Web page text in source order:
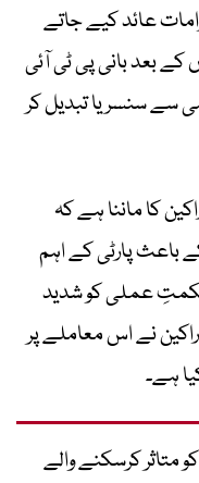
عائد کیے جاتے
کے بعد بانی پی ٹی آئی
سے سنسر یا تبدیل کر
کا ماننا ہے کہ
باعث پارٹی کے اہم
حکمتِ عملی کو شدید
نے اس معاملے پر
ہے۔
متاثر کرسکنے والے